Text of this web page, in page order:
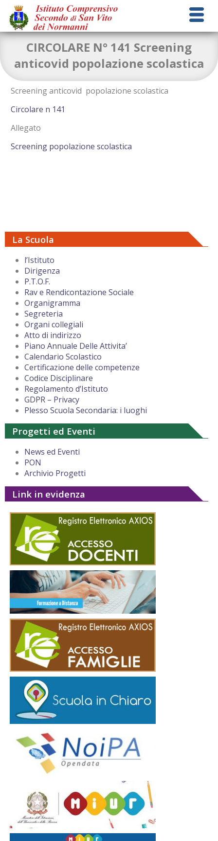
La Scuola
l’Istituto
Dirigenza
P.T.O.F.
Rav e Rendicontazione Sociale
Organigramma
Segreteria
Organi collegiali
Atto di indirizzo
Piano Annuale Delle Attivita’
Calendario Scolastico
Certificazione delle competenze
Codice Disciplinare
Regolamento d’Istituto
GDPR – Privacy
Plesso Scuola Secondaria: i luoghi
Progetti ed Eventi
News ed Eventi
PON
Archivio Progetti
Link in evidenza
CIRCOLARE N° 141 Screening
anticovid popolazione scolastica
Screening anticovid popolazione scolastica
Circolare n 141
Allegato
Screening popolazione scolastica